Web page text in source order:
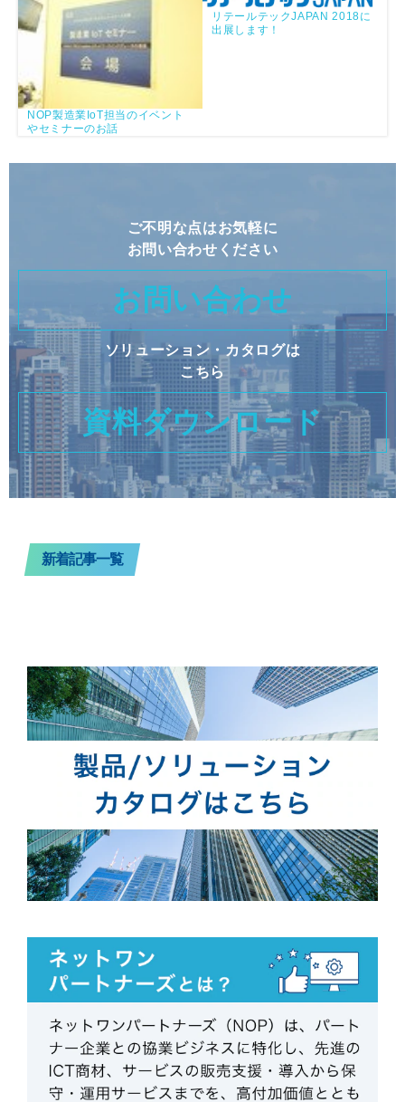
NOP製造業IoT担当のイベント
やセミナーのお話
リテールテックJAPAN 2018に
出展します！
ご不明な点はお気軽に
お問い合わせください
お問い合わせ
ソリューション・カタログは
こちら
資料ダウンロード
新着記事一覧